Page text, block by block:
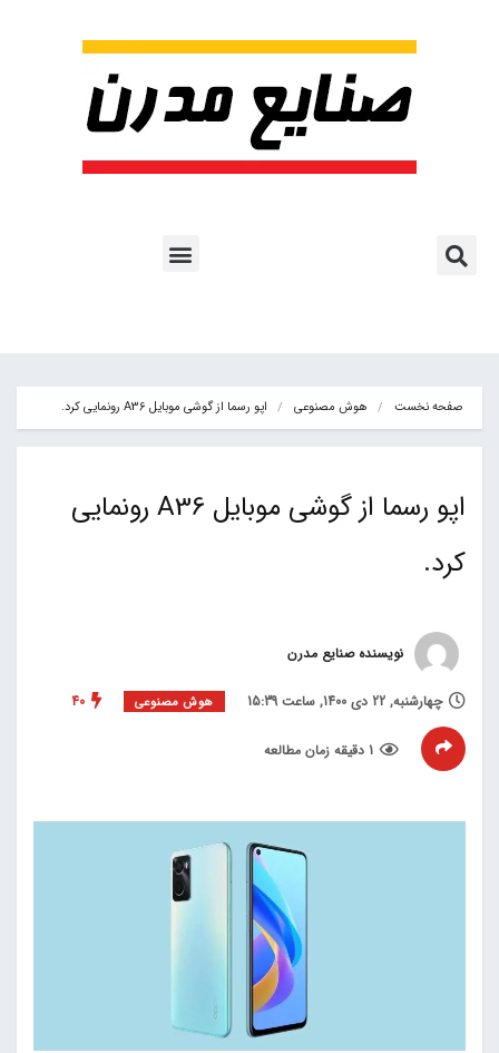
صفحه نخست هوش مصنوعی اپو رسما از گوشی موبایل A36 رونمایی کرد.
اپو رسما از گوشی موبایل A36 رونمایی
کرد.
نویسنده صنایع مدرن
چهارشنبه, 22 دی 1400, ساعت 15:39 هوش مصنوعی 40
1 دقیقه زمان مطالعه